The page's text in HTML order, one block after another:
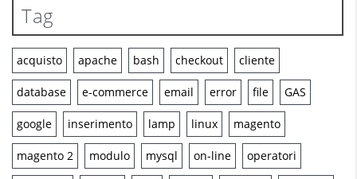
Tag
acquisto apache bash checkout cliente
database e-commerce email error file GAS
google inserimento lamp linux magento
magento 2 modulo mysql on-line operatori